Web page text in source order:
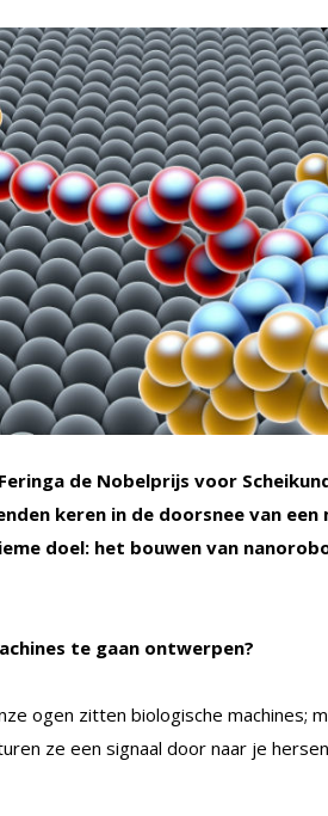
de Nobelprijs voor
keren in de doorsnee van een
doel: het bouwen van
te gaan ontwerpen?
ogen zitten biologische machines;
ze een signaal door naar je